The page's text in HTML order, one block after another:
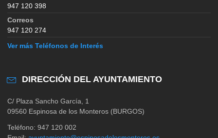
947 120 398
Correos
947 120 274
Ver más Teléfonos de Interés
DIRECCIÓN DEL AYUNTAMIENTO
C/ Plaza Sancho García, 1
09560 Espinosa de los Monteros (BURGOS)
Teléfono: 947 120 002